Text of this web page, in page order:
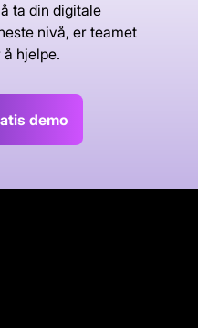
ta din digitale
nivå, er teamet
hjelpe.
demo